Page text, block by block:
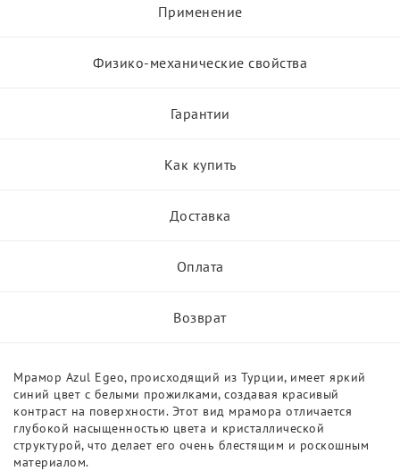
Применение
Физико-механические свойства
Гарантии
Как купить
Доставка
Оплата
Возврат
Мрамор Azul Egeo, происходящий из Турции, имеет яркий
синий цвет с белыми прожилками, создавая красивый
контраст на поверхности. Этот вид мрамора отличается
глубокой насыщенностью цвета и кристаллической
структурой, что делает его очень блестящим и роскошным
материалом.